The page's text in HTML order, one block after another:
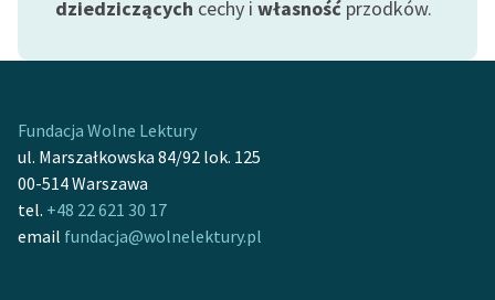
Polityka prywatności
Regulamin biblioteki
sprawozdania finansowe
Regulamin darowizn
Informacja o treściach
wrażliwych
dziedziczących cechy i własność przodków.
Fundacja Wolne Lektury
ul. Marszałkowska 84/92 lok. 125
00-514 Warszawa
tel. +48 22 621 30 17
email fundacja@wolnelektury.pl